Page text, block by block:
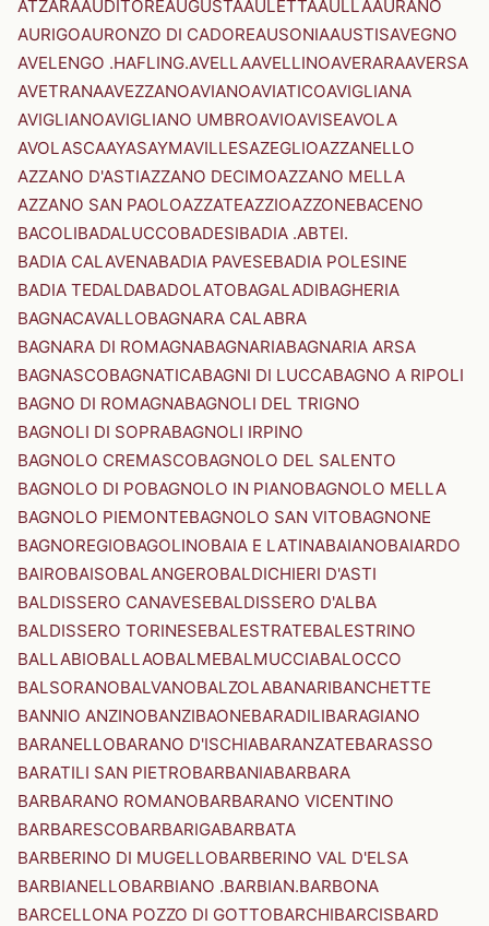
ATZARAAUDITOREAUGUSTAAULETTAAULLAAURANO
AURIGOAURONZO DI CADOREAUSONIAAUSTISAVEGNO
AVELENGO .HAFLING.AVELLAAVELLINOAVERARAAVERSA
AVETRANAAVEZZANOAVIANOAVIATICOAVIGLIANA
AVIGLIANOAVIGLIANO UMBROAVIOAVISEAVOLA
AVOLASCAAYASAYMAVILLESAZEGLIOAZZANELLO
AZZANO D'ASTIAZZANO DECIMOAZZANO MELLA
AZZANO SAN PAOLOAZZATEAZZIOAZZONEBACENO
BACOLIBADALUCCOBADESIBADIA .ABTEI.
BADIA CALAVENABADIA PAVESEBADIA POLESINE
BADIA TEDALDABADOLATOBAGALADIBAGHERIA
BAGNACAVALLOBAGNARA CALABRA
BAGNARA DI ROMAGNABAGNARIABAGNARIA ARSA
BAGNASCOBAGNATICABAGNI DI LUCCABAGNO A RIPOLI
BAGNO DI ROMAGNABAGNOLI DEL TRIGNO
BAGNOLI DI SOPRABAGNOLI IRPINO
BAGNOLO CREMASCOBAGNOLO DEL SALENTO
BAGNOLO DI POBAGNOLO IN PIANOBAGNOLO MELLA
BAGNOLO PIEMONTEBAGNOLO SAN VITOBAGNONE
BAGNOREGIOBAGOLINOBAIA E LATINABAIANOBAIARDO
BAIROBAISOBALANGEROBALDICHIERI D'ASTI
BALDISSERO CANAVESEBALDISSERO D'ALBA
BALDISSERO TORINESEBALESTRATEBALESTRINO
BALLABIOBALLAOBALMEBALMUCCIABALOCCO
BALSORANOBALVANOBALZOLABANARIBANCHETTE
BANNIO ANZINOBANZIBAONEBARADILIBARAGIANO
BARANELLOBARANO D'ISCHIABARANZATEBARASSO
BARATILI SAN PIETROBARBANIABARBARA
BARBARANO ROMANOBARBARANO VICENTINO
BARBARESCOBARBARIGABARBATA
BARBERINO DI MUGELLOBARBERINO VAL D'ELSA
BARBIANELLOBARBIANO .BARBIAN.BARBONA
BARCELLONA POZZO DI GOTTOBARCHIBARCISBARD